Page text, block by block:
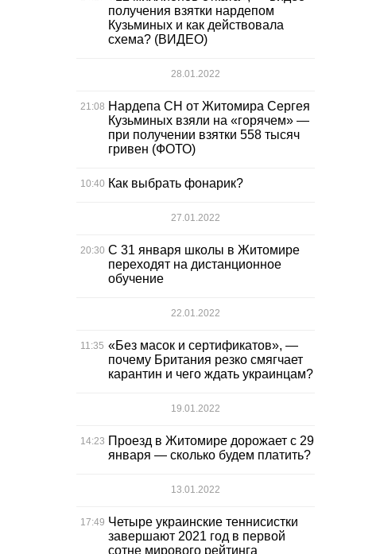
получения взятки нардепом
Кузьминых и как действовала
схема? (ВИДЕО)
28.01.2022
21:08 Нардепа СН от Житомира Сергея
Кузьминых взяли на «горячем» —
при получении взятки 558 тысяч
гривен (ФОТО)
10:40 Как выбрать фонарик?
27.01.2022
20:30 С 31 января школы в Житомире
переходят на дистанционное
обучение
22.01.2022
11:35 «Без масок и сертификатов», —
почему Британия резко смягчает
карантин и чего ждать украинцам?
19.01.2022
14:23 Проезд в Житомире дорожает с 29
января — сколько будем платить?
13.01.2022
17:49 Четыре украинские теннисистки
завершают 2021 год в первой
сотне мирового рейтинга